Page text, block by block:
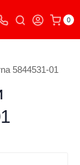
0
5844531-01